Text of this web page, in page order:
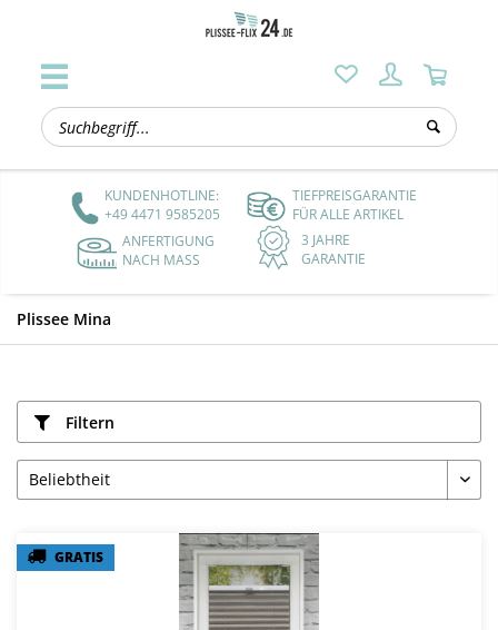
KUNDENHOTLINE:
+49 4471 9585205
TIEFPREISGARANTIE
FÜR ALLE ARTIKEL
ANFERTIGUNG
NACH MASS
3 JAHRE
GARANTIE
Plissee Mina
Filtern
GRATIS
GRATIS